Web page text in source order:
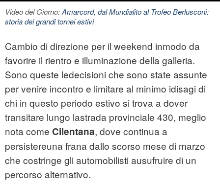
Video del Giorno:Amarcord, dal Mundialito al Trofeo Berlusconi:
storia dei grandi tornei estivi
Cambio di direzione per il weekend inmodo da
favorire il rientro e illuminazione della galleria.
Sono queste ledecisioni che sono state assunte
per venire incontro e limitare al minimo idisagi di
chi in questo periodo estivo si trova a dover
transitare lungo lastrada provinciale 430, meglio
nota come Cilentana, dove continua a
persistereuna frana dallo scorso mese di marzo
che costringe gli automobilisti ausufruire di un
percorso alternativo.